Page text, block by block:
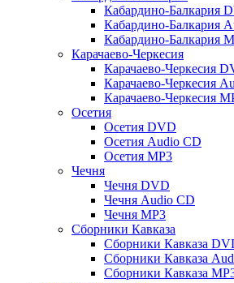
Кабардино-Балкария
Кабардино-Балкария
Кабардино-Балкария
Карачаево-Черкесия
Карачаево-Черкесия
Карачаево-Черкесия
Карачаево-Черкесия
Осетия
Осетия DVD
Осетия Audio CD
Осетия MP3
Чечня
Чечня DVD
Чечня Audio CD
Чечня MP3
Сборники Кавказа
Сборники Кавказа
Сборники Кавказа
Сборники Кавказа